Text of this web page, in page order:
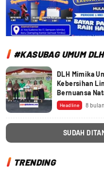
#KASUBAG UMUM
DLH Mimika
Kebersihan
Bernuansa
Juara
Headline 8
SUDAH
TRENDING